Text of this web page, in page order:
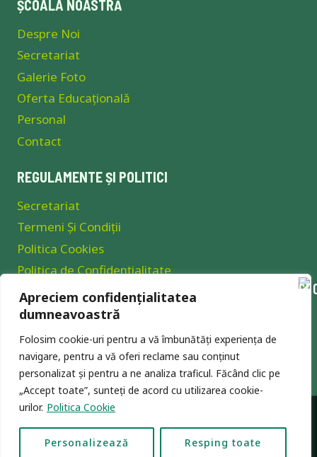
Apreciem confidențialitatea
dumneavoastră
Folosim cookie-uri pentru a vă îmbunătăți experiența de
navigare, pentru a vă oferi reclame sau conținut
personalizat și pentru a ne analiza traficul. Făcând clic pe
„Accept toate”, sunteți de acord cu utilizarea cookie-
urilor. Politica Cookie
Personalizează Resping toate
ȘCOALA NOASTRĂ
Despre Noi
Secretariat
Galerie Foto
Oferta Educațională
Personal
Contact
REGULAMENTE ȘI POLITICI
Secretariat
Termeni Și Condiții
Politica Cookies
Politica de Confidențialitate
CABINETE ȘCOLARE
Consilier Școlar
Cabinet Stomatologic
Cabinet Medical
Facebook